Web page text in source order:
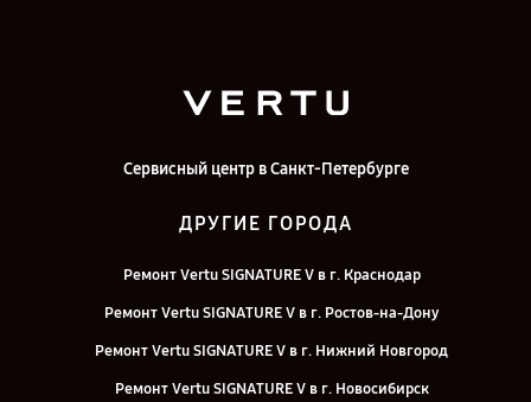
Сервисный центр в Санкт-Петербурге
ДРУГИЕ ГОРОДА
Ремонт Vertu SIGNATURE V в г. Краснодар
Ремонт Vertu SIGNATURE V в г. Ростов-на-Дону
Ремонт Vertu SIGNATURE V в г. Нижний Новгород
Ремонт Vertu SIGNATURE V в г. Новосибирск